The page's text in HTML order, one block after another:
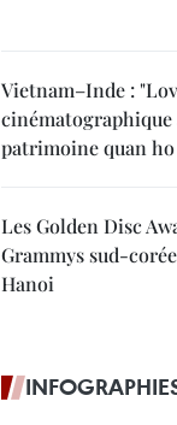
Vietnam–Inde :
cinématographique
patrimoine quan ho
Les Golden Disc
Grammys sud-
Hanoi